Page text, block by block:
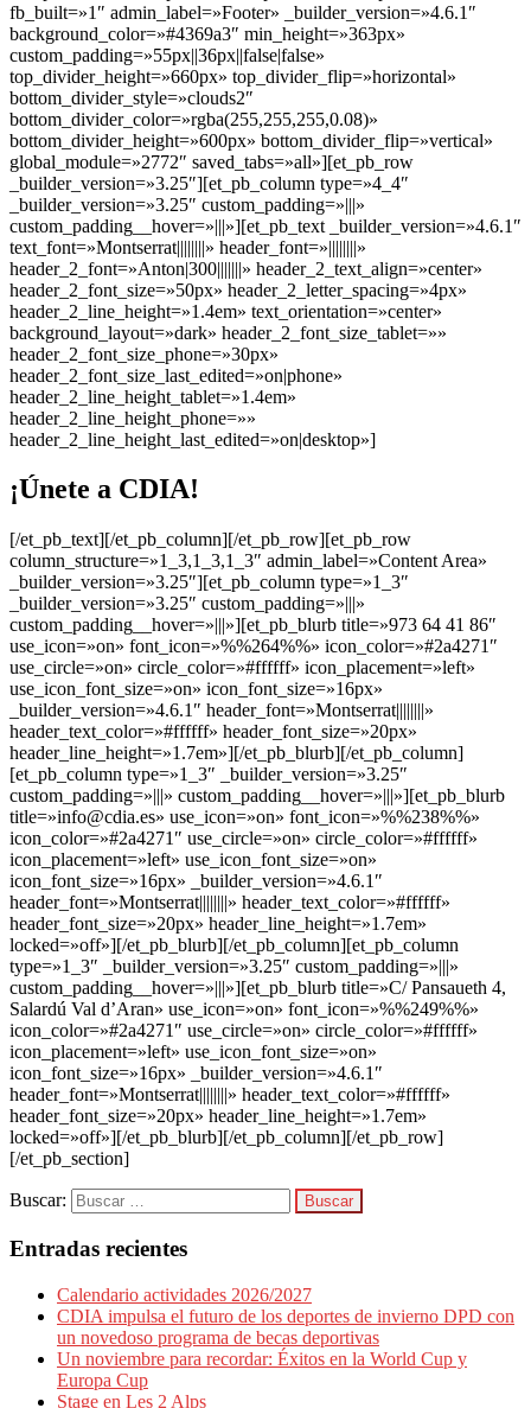
fb_built=»1″ admin_label=»Footer» _builder_version=»4.6.1″
background_color=»#4369a3″ min_height=»363px»
custom_padding=»55px||36px||false|false»
top_divider_height=»660px» top_divider_flip=»horizontal»
bottom_divider_style=»clouds2″
bottom_divider_color=»rgba(255,255,255,0.08)»
bottom_divider_height=»600px» bottom_divider_flip=»vertical»
global_module=»2772″ saved_tabs=»all»][et_pb_row
_builder_version=»3.25″][et_pb_column type=»4_4″
_builder_version=»3.25″ custom_padding=»|||»
custom_padding__hover=»|||»][et_pb_text _builder_version=»4.6.1″
text_font=»Montserrat||||||||» header_font=»||||||||»
header_2_font=»Anton|300|||||||» header_2_text_align=»center»
header_2_font_size=»50px» header_2_letter_spacing=»4px»
header_2_line_height=»1.4em» text_orientation=»center»
background_layout=»dark» header_2_font_size_tablet=»»
header_2_font_size_phone=»30px»
header_2_font_size_last_edited=»on|phone»
header_2_line_height_tablet=»1.4em»
header_2_line_height_phone=»»
header_2_line_height_last_edited=»on|desktop»]
¡Únete a CDIA!
[/et_pb_text][/et_pb_column][/et_pb_row][et_pb_row
column_structure=»1_3,1_3,1_3″ admin_label=»Content Area»
_builder_version=»3.25″][et_pb_column type=»1_3″
_builder_version=»3.25″ custom_padding=»|||»
custom_padding__hover=»|||»][et_pb_blurb title=»973 64 41 86″
use_icon=»on» font_icon=»%%264%%» icon_color=»#2a4271″
use_circle=»on» circle_color=»#ffffff» icon_placement=»left»
use_icon_font_size=»on» icon_font_size=»16px»
_builder_version=»4.6.1″ header_font=»Montserrat||||||||»
header_text_color=»#ffffff» header_font_size=»20px»
header_line_height=»1.7em»][/et_pb_blurb][/et_pb_column]
[et_pb_column type=»1_3″ _builder_version=»3.25″
custom_padding=»|||» custom_padding__hover=»|||»][et_pb_blurb
title=»info@cdia.es» use_icon=»on» font_icon=»%%238%%»
icon_color=»#2a4271″ use_circle=»on» circle_color=»#ffffff»
icon_placement=»left» use_icon_font_size=»on»
icon_font_size=»16px» _builder_version=»4.6.1″
header_font=»Montserrat||||||||» header_text_color=»#ffffff»
header_font_size=»20px» header_line_height=»1.7em»
locked=»off»][/et_pb_blurb][/et_pb_column][et_pb_column
type=»1_3″ _builder_version=»3.25″ custom_padding=»|||»
custom_padding__hover=»|||»][et_pb_blurb title=»C/ Pansaueth 4,
Salardú Val d’Aran» use_icon=»on» font_icon=»%%249%%»
icon_color=»#2a4271″ use_circle=»on» circle_color=»#ffffff»
icon_placement=»left» use_icon_font_size=»on»
icon_font_size=»16px» _builder_version=»4.6.1″
header_font=»Montserrat||||||||» header_text_color=»#ffffff»
header_font_size=»20px» header_line_height=»1.7em»
locked=»off»][/et_pb_blurb][/et_pb_column][/et_pb_row]
[/et_pb_section]
Buscar:
Entradas recientes
Calendario actividades 2026/2027
CDIA impulsa el futuro de los deportes de invierno DPD con
un novedoso programa de becas deportivas
Un noviembre para recordar: Éxitos en la World Cup y
Europa Cup
Stage en Les 2 Alps